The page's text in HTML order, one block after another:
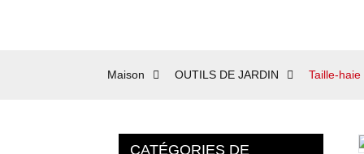
Maison OUTILS DE JARDIN Taille-
CATÉGORIES DE